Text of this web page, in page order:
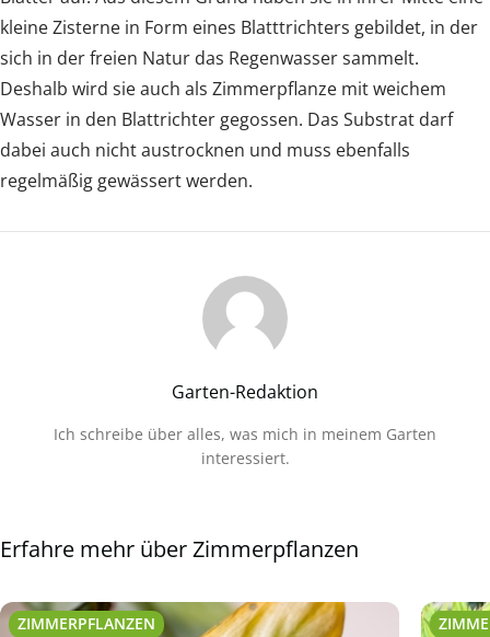
kleine Zisterne in Form eines Blatttrichters gebildet, in der
sich in der freien Natur das Regenwasser sammelt.
Deshalb wird sie auch als Zimmerpflanze mit weichem
Wasser in den Blattrichter gegossen. Das Substrat darf
dabei auch nicht austrocknen und muss ebenfalls
regelmäßig gewässert werden.
Garten-Redaktion
Ich schreibe über alles, was mich in meinem Garten
interessiert.
Erfahre mehr über Zimmerpflanzen
ZIMMERPFLANZEN